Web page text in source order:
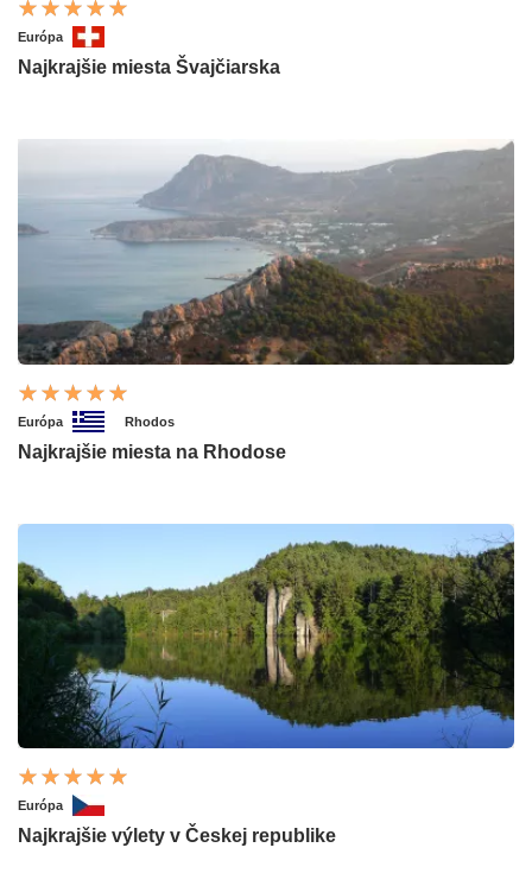
Európa
Najkrajšie miesta Švajčiarska
Európa Rhodos
Najkrajšie miesta na Rhodose
Európa
Najkrajšie výlety v Českej republike